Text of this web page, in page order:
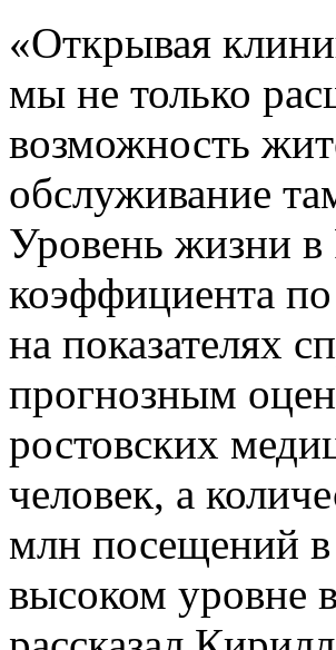
«Открывая
мы не только
возможность
обслуживание
Уровень жизни
коэффициента
на показателях
прогнозным
ростовских
человек, а
млн посещений в
высоком уровне